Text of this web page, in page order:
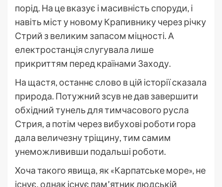
порід. На це вказує і масивність споруди, і
навіть міст у новому Крапивнику через річку
Стрий з великим запасом міцності. А
електростанція слугувала лише
прикриттям перед країнами Заходу.
На щастя, останнє слово в цій історії сказала
природа. Потужний зсув не дав завершити
обхідний тунель для тимчасового русла
Стрия, а потім через вибухові роботи гора
дала величезну тріщину, тим самим
унеможлививши подальші роботи.
Хоча такого явища, як «Карпатське море», не
існує, однак існує пам’ятник людській